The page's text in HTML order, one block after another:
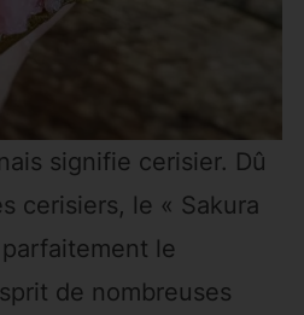
signifie cerisier. Dû
cerisiers, le « Sakura
le
de nombreuses